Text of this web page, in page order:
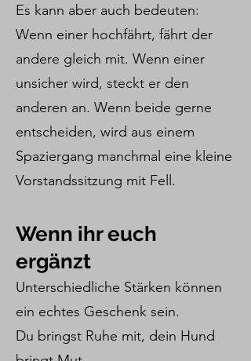
Es kann aber auch bedeuten:
Wenn einer hochfährt, fährt der
andere gleich mit. Wenn einer
unsicher wird, steckt er den
anderen an. Wenn beide gerne
entscheiden, wird aus einem
Spaziergang manchmal eine kleine
Vorstandssitzung mit Fell.
Wenn ihr euch
ergänzt
Unterschiedliche Stärken können
ein echtes Geschenk sein.
Du bringst Ruhe mit, dein Hund